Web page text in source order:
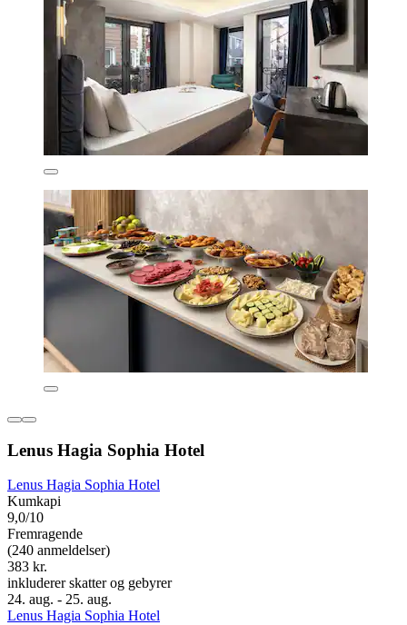
Lenus Hagia Sophia Hotel
Lenus Hagia Sophia Hotel
Kumkapi
9,0/10
Fremragende
(240 anmeldelser)
383 kr.
inkluderer skatter og gebyrer
24. aug. - 25. aug.
Lenus Hagia Sophia Hotel